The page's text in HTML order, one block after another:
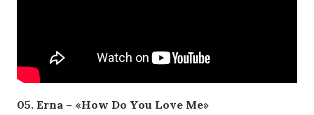
05. Erna – «How Do You Love Me»